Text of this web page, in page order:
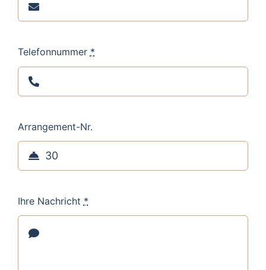
Telefonnummer *
Arrangement-Nr.
Ihre Nachricht *